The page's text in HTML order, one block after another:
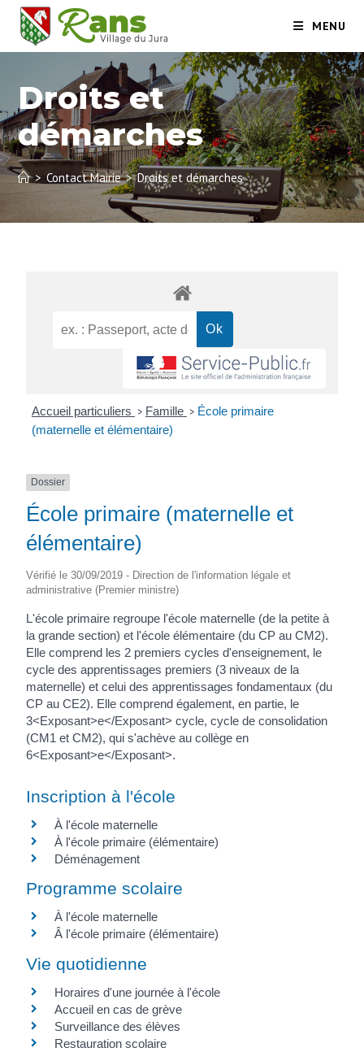
MENU
Droits et
démarches
> Contact Mairie > Droits et démarches
Accueil particuliers > Famille > École primaire
(maternelle et élémentaire)
Dossier
École primaire (maternelle et
élémentaire)
Vérifié le 30/09/2019 - Direction de l'information légale et
administrative (Premier ministre)
L'école primaire regroupe l'école maternelle (de la petite à
la grande section) et l'école élémentaire (du CP au CM2).
Elle comprend les 2 premiers cycles d'enseignement, le
cycle des apprentissages premiers (3 niveaux de la
maternelle) et celui des apprentissages fondamentaux (du
CP au CE2). Elle comprend également, en partie, le
3<Exposant>e</Exposant> cycle, cycle de consolidation
(CM1 et CM2), qui s'achève au collège en
6<Exposant>e</Exposant>.
Inscription à l'école
À l'école maternelle
À l'école primaire (élémentaire)
Déménagement
Programme scolaire
À l'école maternelle
Â l'école primaire (élémentaire)
Vie quotidienne
Horaires d'une journée à l'école
Accueil en cas de grève
Surveillance des élèves
Restauration scolaire